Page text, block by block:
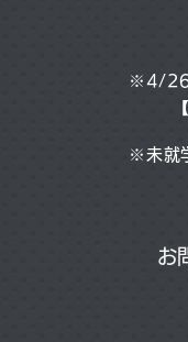
※4/26
※未就
お